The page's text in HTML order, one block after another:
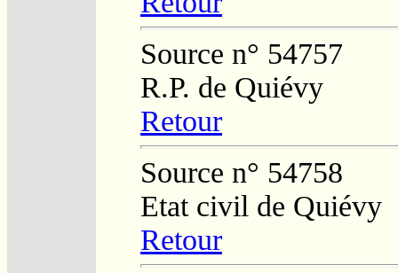
Source n° 54757
R.P. de Quiévy
Retour
Source n° 54758
Etat civil de Quiévy
Retour